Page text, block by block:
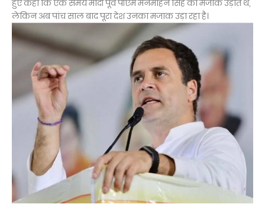
हुए कहा कि एक समय मोदी पूर्व पीएम मनमोहन सिंह का मजाक उड़ाते थे,
लेकिन अब पांच साल बाद पूरा देश उनका मजाक उड़ा रहा है।